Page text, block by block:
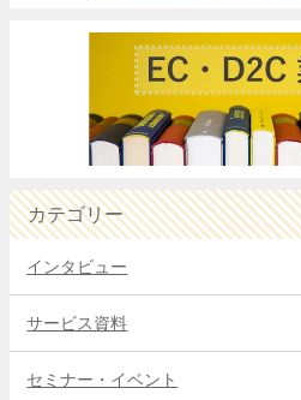
カテゴリー
インタビュー
サービス資料
セミナー・イベント